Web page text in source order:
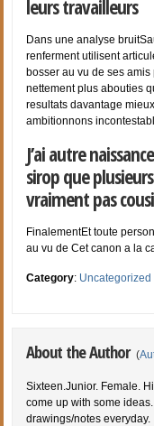
leurs travailleurs
Dans une analyse
renferment utilisent
bosser au vu de ses
nettement plus abouties
resultats davantage
ambitionnons
J’ai autre
sirop que
vraiment pas
FinalementEt toute
au vu de Cet canon a la
Category: Uncategorized
About the Author (
Sixteen.Junior. Female.
come up with some
drawings/notes everyday.